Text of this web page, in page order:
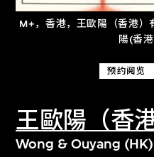
M+，香港，王歐陽（香港
陽(香
预约阅览
王歐陽（香
Wong & Ouyang
探索世界顶级的二